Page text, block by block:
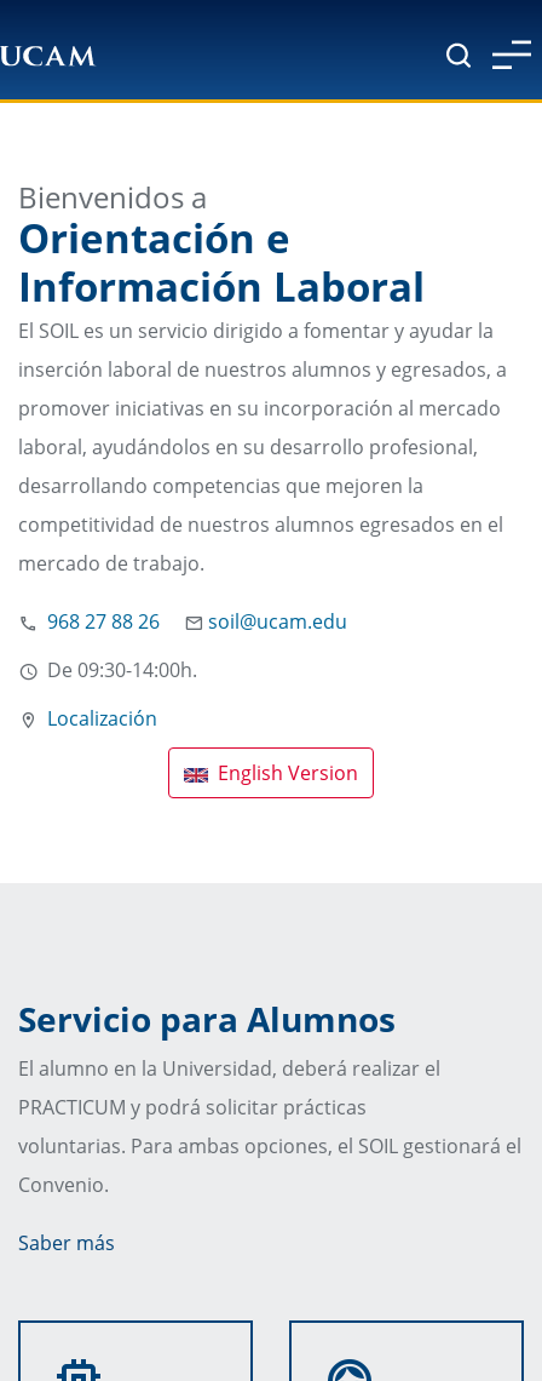
Bienvenidos a
Orientación e
Información Laboral
El SOIL es un servicio dirigido a fomentar y ayudar la
inserción laboral de nuestros alumnos y egresados, a
promover iniciativas en su incorporación al mercado
laboral, ayudándolos en su desarrollo profesional,
desarrollando competencias que mejoren la
competitividad de nuestros alumnos egresados en el
mercado de trabajo.
968 27 88 26
soil@ucam.edu
De 09:30-14:00h.
Localización
English Version
Servicio para Alumnos
El alumno en la Universidad, deberá realizar el
PRACTICUM y podrá solicitar prácticas
voluntarias. Para ambas opciones, el SOIL gestionará el
Convenio.
Saber más